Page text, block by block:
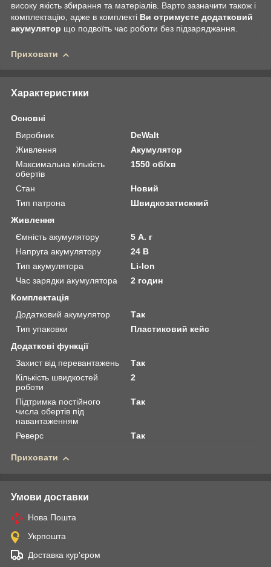
високу якість збирання та матеріалів. Варто зазначити також і
комплектацію, адже в комплекті Ви отримуєте додатковий
акумулятор що подвоїть час роботи без підзаряджання.
Приховати
Характеристики
Основні
Виробник
DeWalt
Живлення
Акумулятор
Максимальна кількість
обертів
1550 об/хв
Стан
Новий
Тип патрона
Швидкозатискний
Живлення
Ємність акумулятору
5 А. г
Напруга акумулятору
24 В
Тип акумулятора
Li-Ion
Час зарядки акумулятора
2 годин
Комплектація
Додатковий акумулятор
Так
Тип упаковки
Пластиковий кейс
Додаткові функції
Захист від перевантажень
Так
Кількість швидкостей
роботи
2
Підтримка постійного
числа обертів під
навантаженням
Так
Реверс Так
Приховати
Умови доставки
Нова Пошта
Укрпошта
Доставка кур'єром